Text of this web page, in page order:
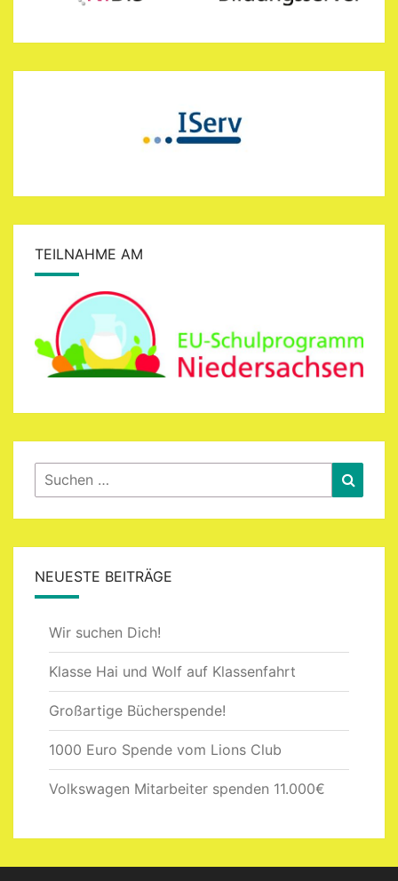
TEILNAHME AM
Suchen
nach:
NEUESTE BEITRÄGE
Wir suchen Dich!
Klasse Hai und Wolf auf Klassenfahrt
Großartige Bücherspende!
1000 Euro Spende vom Lions Club
Volkswagen Mitarbeiter spenden 11.000€